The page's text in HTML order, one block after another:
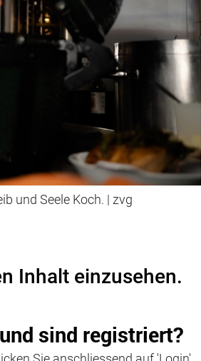
und Seele Koch. | zvg
Inhalt einzusehen.
sind registriert?